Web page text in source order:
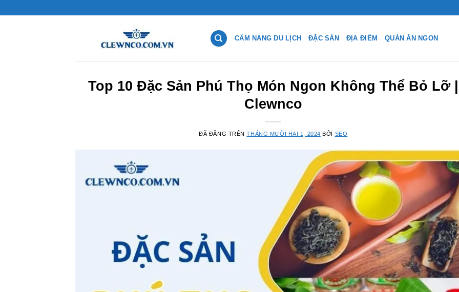
CẨM NANG DU LỊCH ĐẶC SẢN ĐỊA ĐIỂM QUÁN ĂN NGON
Top 10 Đặc Sản Phú Thọ Món Ngon Không Thể Bỏ Lỡ |
Clewnco
ĐÃ ĐĂNG TRÊNTHÁNG MƯỜI HAI 1, 2024 BỞI SEO